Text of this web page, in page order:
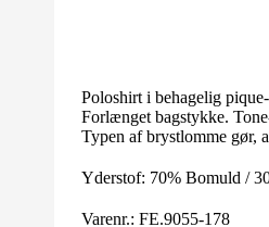
Poloshirt i behagelig
Forlænget bagstykke.
Typen af brystlomme gør,
Yderstof: 70% Bomuld /
Varenr.: FE.9055-178